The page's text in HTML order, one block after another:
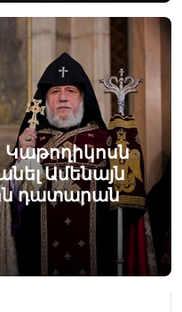
Կաթողիկոսն
Ամենայն
դատարան